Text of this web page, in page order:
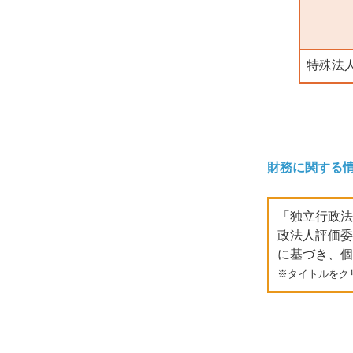
特殊法
財務に関する
「独立行政
政法人評価
に基づき、
※タイトルをク